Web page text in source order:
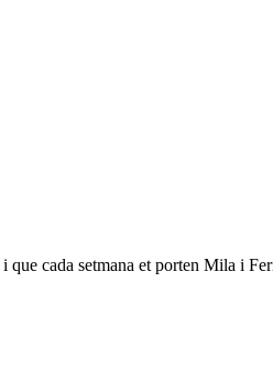
cada setmana et porten Mila i